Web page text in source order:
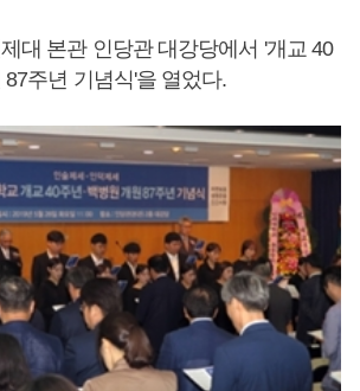
대 본관 인당관 대강당에서 '개교 40
87주년 기념식'을 열었다.